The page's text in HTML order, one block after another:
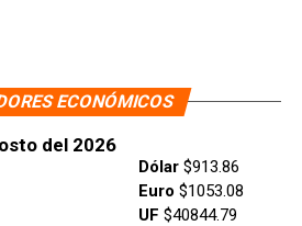
ECONÓMICOS
del 2026
Dólar$913.86
Euro $1053.08
UF $40844.79